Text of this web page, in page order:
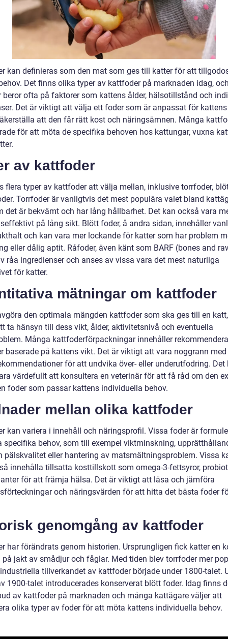
kan definieras som den mat som ges till katter för att
Det finns olika typer av kattfoder på marknaden idag,
beror ofta på faktorer som kattens ålder, hälsotillstånd och
Det är viktigt att välja ett foder som är anpassat för
att den får rätt kost och näringsämnen. Många
för att möta de specifika behoven hos kattungar, vuxna
av kattfoder
flera typer av kattfoder att välja mellan, inklusive torrfoder,
Torrfoder är vanligtvis det mest populära valet bland
det är bekvämt och har lång hållbarhet. Det kan också vara
på lång sikt. Blött foder, å andra sidan, innehåller
och kan vara mer lockande för katter som har problem
eller dålig aptit. Råfoder, även känt som BARF (bones and
råa ingredienser och anses av vissa vara det mest naturliga
för katter.
mätningar om kattfoder
den optimala mängden kattfoder som ska ges till en
ta hänsyn till dess vikt, ålder, aktivitetsnivå och eventuella
Många kattfoderförpackningar innehåller
baserade på kattens vikt. Det är viktigt att vara noggrann
för att undvika över- eller underutfodring. Det
värdefullt att konsultera en veterinär för att få råd om den
foder som passar kattens individuella behov.
mellan olika kattfoder
kan variera i innehåll och näringsprofil. Vissa foder är
specifika behov, som till exempel viktminskning,
pälskvalitet eller hantering av matsmältningsproblem. Vissa
innehålla tillsatta kosttillskott som omega-3-fettsyror,
för att främja hälsa. Det är viktigt att läsa och jämföra
och näringsvärden för att hitta det bästa foder
genomgång av kattfoder
har förändrats genom historien. Ursprungligen fick katter en
på jakt av smådjur och fåglar. Med tiden blev torrfoder mer
tillverkandet av kattfoder började under 1800-talet.
1900-talet introducerades konserverat blött foder. Idag finns
av kattfoder på marknaden och många kattägare väljer att
olika typer av foder för att möta kattens individuella behov.